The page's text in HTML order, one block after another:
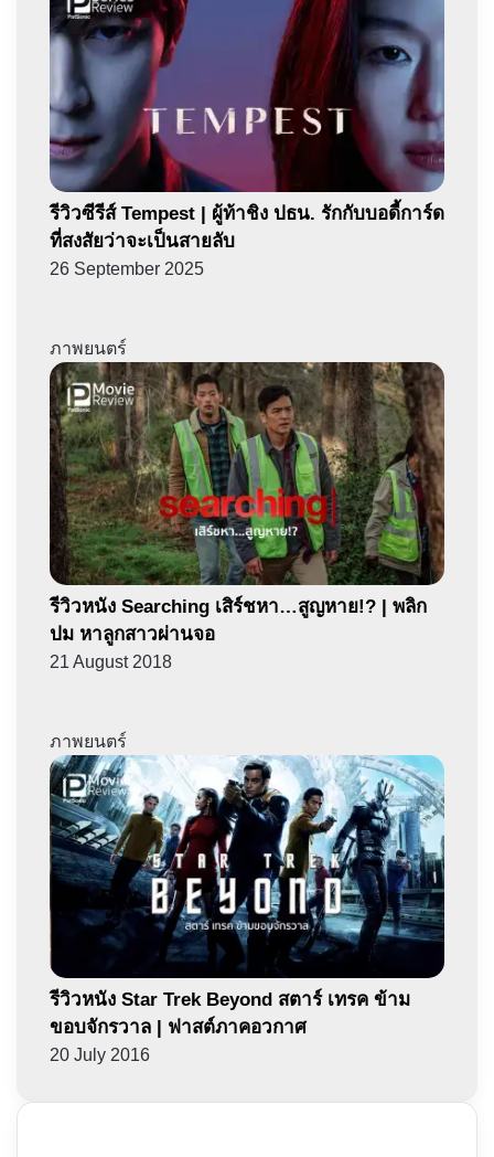
รีวิวซีรีส์ Tempest | ผู้ท้าชิง ปธน. รักกับบอดี้การ์ด
ที่สงสัยว่าจะเป็นสายลับ
26 September 2025
ภาพยนตร์
รีวิวหนัง Searching เสิร์ชหา…สูญหาย!? | พลิก
ปม หาลูกสาวผ่านจอ
21 August 2018
ภาพยนตร์
รีวิวหนัง Star Trek Beyond สตาร์ เทรค ข้าม
ขอบจักรวาล | ฟาสต์ภาคอวกาศ
20 July 2016